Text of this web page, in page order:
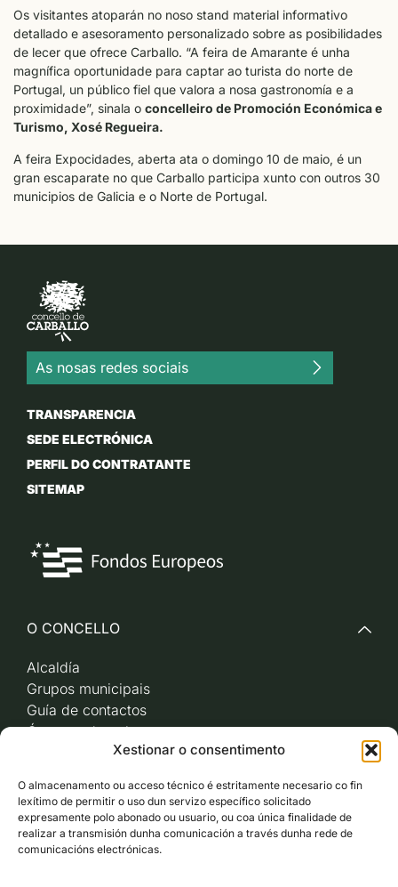
Xestionar o consentimento
O almacenamento ou acceso técnico é estritamente necesario co fin
lexítimo de permitir o uso dun servizo específico solicitado
expresamente polo abonado ou usuario, ou coa única finalidade de
realizar a transmisión dunha comunicación a través dunha rede de
comunicacións electrónicas.
Os visitantes atoparán no noso stand material informativo
detallado e asesoramento personalizado sobre as posibilidades
de lecer que ofrece Carballo. “A feira de Amarante é unha
magnífica oportunidade para captar ao turista do norte de
Portugal, un público fiel que valora a nosa gastronomía e a
proximidade”, sinala o concelleiro de Promoción Económica e
Turismo, Xosé Regueira.
A feira Expocidades, aberta ata o domingo 10 de maio, é un
gran escaparate no que Carballo participa xunto con outros 30
municipios de Galicia e o Norte de Portugal.
As nosas redes sociais
TRANSPARENCIA
SEDE ELECTRÓNICA
PERFIL DO CONTRATANTE
SITEMAP
O CONCELLO
Alcaldía
Grupos municipais
Guía de contactos
Órganos de goberno
Acceso a videoactas
xunta de goberno local
Imaxe corporativa
CARBALLO AO DÍA